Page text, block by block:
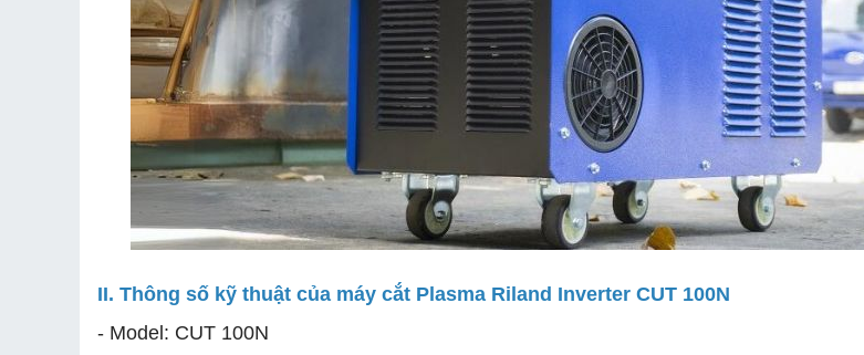
II. Thông số kỹ thuật của máy cắt Plasma Riland Inverter CUT 100N
- Model: CUT 100N